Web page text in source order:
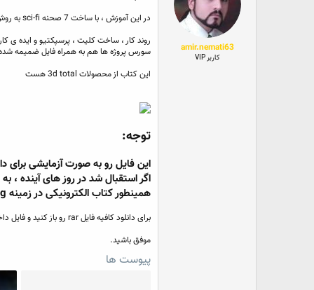
ر
و
amir.nemati63
کاربر VIP
در این آموزش ، با ساخت 7 صحنه sci-fi به روش digital painting آشنا میشیم.
روند کار ، ساخت کلیت ، پرسپکتیو و ایده ی
سورس پروژه ها هم به همراه فایل ضمیمه
این کتاب از محصولات 3d total هست
توجه:
این فایل رو به صورت آزمایشی برای
همینطور کتاب الکترونیکی در زمینه cg هست رو به اشتراک میذارم.
برای دانلود کافیه فایل rar رو باز کنید و فایل داخلش رو با نرم افزار utorrent باز کنید.
موفق باشید.
پیوست ها